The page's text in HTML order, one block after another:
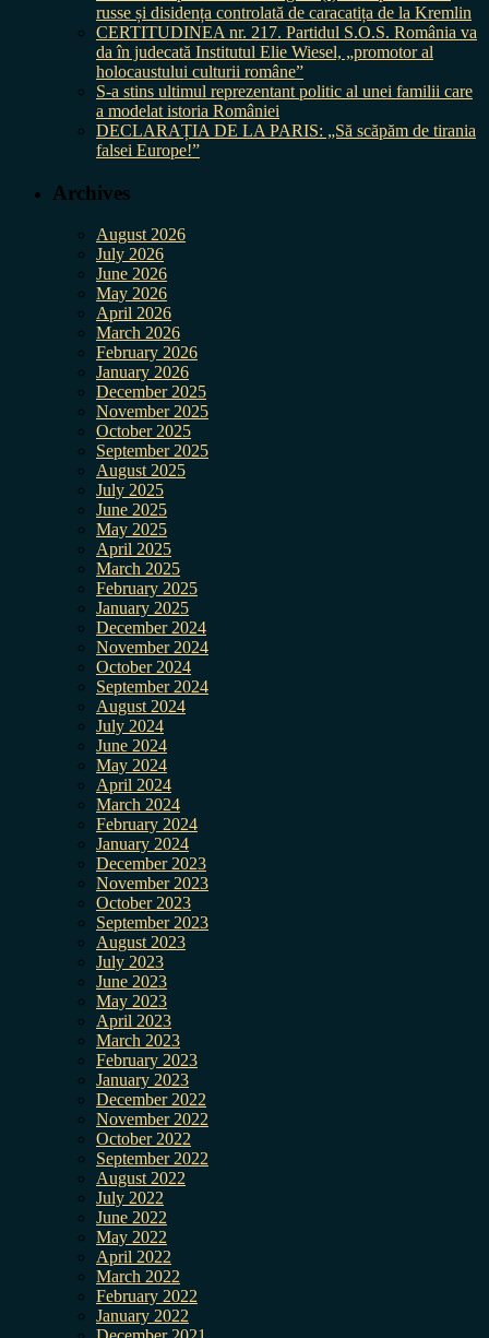
russe și disidența controlată de caracatița de la Kremlin
CERTITUDINEA nr. 217. Partidul S.O.S. România va
da în judecată Institutul Elie Wiesel, „promotor al
holocaustului culturii române”
S-a stins ultimul reprezentant politic al unei familii care
a modelat istoria României
DECLARAȚIA DE LA PARIS: „Să scăpăm de tirania
falsei Europe!”
Archives
August 2026
July 2026
June 2026
May 2026
April 2026
March 2026
February 2026
January 2026
December 2025
November 2025
October 2025
September 2025
August 2025
July 2025
June 2025
May 2025
April 2025
March 2025
February 2025
January 2025
December 2024
November 2024
October 2024
September 2024
August 2024
July 2024
June 2024
May 2024
April 2024
March 2024
February 2024
January 2024
December 2023
November 2023
October 2023
September 2023
August 2023
July 2023
June 2023
May 2023
April 2023
March 2023
February 2023
January 2023
December 2022
November 2022
October 2022
September 2022
August 2022
July 2022
June 2022
May 2022
April 2022
March 2022
February 2022
January 2022